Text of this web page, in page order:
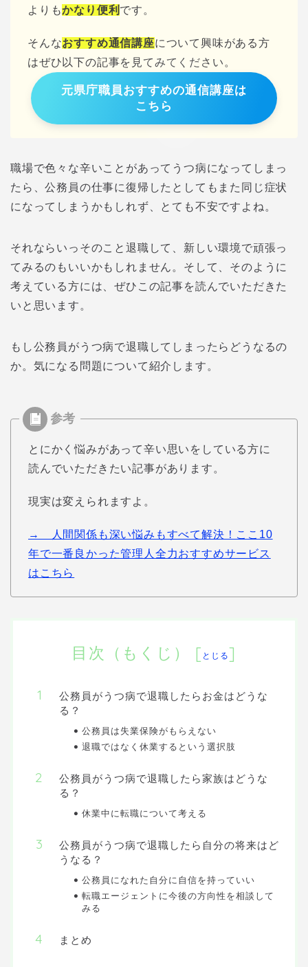
よりもかなり便利 です。
そんなおすすめ通信講座について興味がある方
はぜひ以下の記事を見てみてください。
元県庁職員おすすめの通信講座は
こちら
職場で色々な辛いことがあってうつ病になってしまっ
たら、公務員の仕事に復帰したとしてもまた同じ症状
になってしまうかもしれず、とても不安ですよね。
それならいっそのこと退職して、新しい環境で頑張っ
てみるのもいいかもしれません。そして、そのように
考えている方には、ぜひこの記事を読んでいただきた
いと思います。
もし公務員がうつ病で退職してしまったらどうなるの
か。気になる問題について紹介します。
とにかく悩みがあって辛い思いをしている方に
読んでいただきたい記事があります。
現実は変えられますよ。
→ 人間関係も深い悩みもすべて解決！ここ10
年で一番良かった管理人全力おすすめサービス
はこちら
目次（もくじ） [ とじる]
公務員がうつ病で退職したらお金はどうな
る？
公務員は失業保険がもらえない
退職ではなく休業するという選択肢
公務員がうつ病で退職したら家族はどうな
る？
休業中に転職について考える
公務員がうつ病で退職したら自分の将来はど
うなる？
公務員になれた自分に自信を持っていい
転職エージェントに今後の方向性を相談して
みる
まとめ